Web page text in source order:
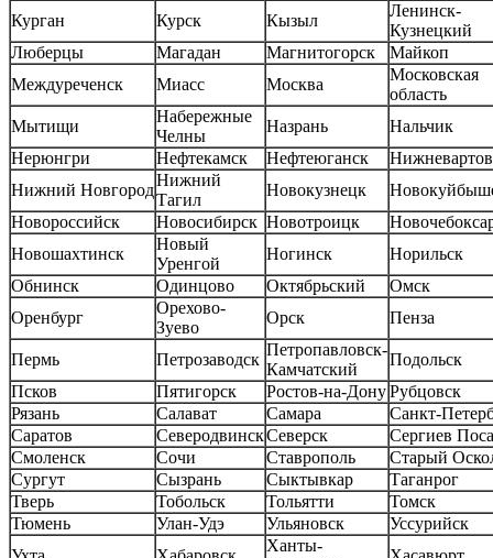
Курган
Курск Кызыл
Ленинск-
Кузнецкий
Люберцы
Магадан Магнитогорск
Майкоп
Междуреченск
Миасс Москва
Московская
область
Мытищи
Набережные
Челны
Назрань
Нальчик
Нерюнгри
Нефтекамск Нефтеюганск
Нижний Новгород
Нижний
Тагил
Новокузнецк
Новороссийск
Новосибирск Новотроицк
Новошахтинск
Новый
Уренгой
Ногинск
Норильск
Обнинск
Одинцово Октябрьский
Омск
Оренбург
Орехово-
Зуево
Орск Пенза
Пермь Петрозаводск
Петропавловск-
Камчатский
Подольск
Псков
Пятигорск Ростов-на-ДонуРубцовск
Рязань
Салават Самара
Санкт-
Саратов
СеверодвинскСеверск
Сергиев
Смоленск
Сочи Ставрополь
Старый
Сургут
Сызрань Сыктывкар
Таганрог
Тверь
Тобольск Тольятти
Томск
Тюмень
Улан-Удэ Ульяновск
Уссурийск
Ханты-